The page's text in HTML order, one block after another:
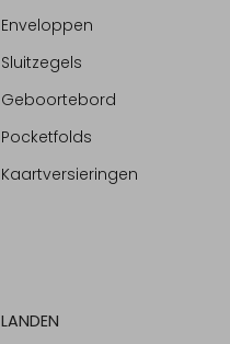
Enveloppen
Sluitzegels
Geboortebord
Pocketfolds
Kaartversieringen
LANDEN